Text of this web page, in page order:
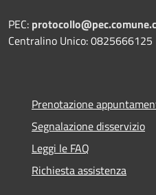
PEC:
Centralino Unico: 0825666125
Prenotazione
Segnalazione disservizio
Leggi le FAQ
Richiesta assistenza